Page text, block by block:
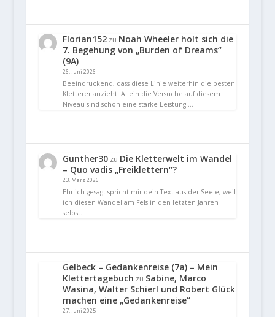
Florian152zu Noah Wheeler holt sich die
7. Begehung von „Burden of Dreams“
(9A)
26. Juni 2026
Beeindruckend, dass diese Linie weiterhin die besten
Kletterer anzieht. Allein die Versuche auf diesem
Niveau sind schon eine starke Leistung.…
Gunther30zu Die Kletterwelt im Wandel
– Quo vadis „Freiklettern“?
23. März 2026
Ehrlich gesagt spricht mir dein Text aus der Seele, weil
ich diesen Wandel am Fels in den letzten Jahren
selbst…
Gelbeck – Gedankenreise (7a) – Mein
Klettertagebuch zu Sabine, Marco
Wasina, Walter Schierl und Robert Glück
machen eine „Gedankenreise“
27. Juni 2025